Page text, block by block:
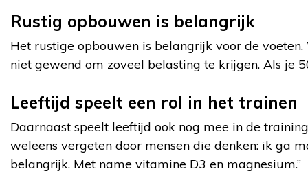
Rustig opbouwen is belangrijk
Het rustige opbouwen is belangrijk voor de
niet gewend om zoveel belasting te krijgen. Als je
Leeftijd speelt een rol in het trainen
Daarnaast speelt leeftijd ook nog mee in de
weleens vergeten door mensen die denken: ik ga
belangrijk. Met name vitamine D3 en magnesium.”